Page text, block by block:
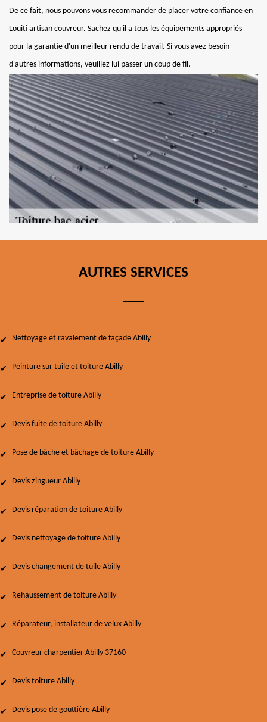
De ce fait, nous pouvons vous recommander de placer votre confiance en
Louiti artisan couvreur. Sachez qu'il a tous les équipements appropriés
pour la garantie d'un meilleur rendu de travail. Si vous avez besoin
d'autres informations, veuillez lui passer un coup de fil.
AUTRES SERVICES
Nettoyage et ravalement de façade Abilly
Peinture sur tuile et toiture Abilly
Entreprise de toiture Abilly
Devis fuite de toiture Abilly
Pose de bâche et bâchage de toiture Abilly
Devis zingueur Abilly
Devis réparation de toiture Abilly
Devis nettoyage de toiture Abilly
Devis changement de tuile Abilly
Rehaussement de toiture Abilly
Réparateur, installateur de velux Abilly
Couvreur charpentier Abilly 37160
Devis toiture Abilly
Devis pose de gouttière Abilly